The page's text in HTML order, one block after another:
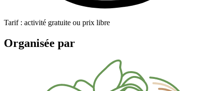
Tarif : activité gratuite ou prix libre
Organisée par